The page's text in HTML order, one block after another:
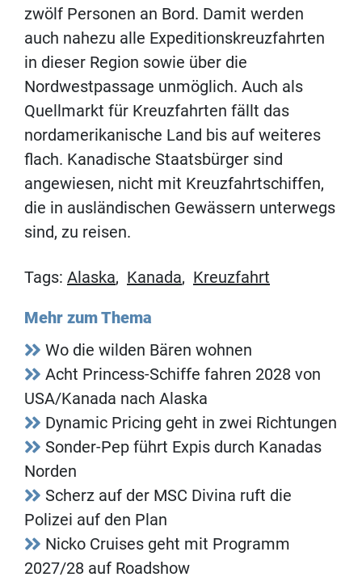
zwölf Personen an Bord. Damit werden
auch nahezu alle Expeditionskreuzfahrten
in dieser Region sowie über die
Nordwestpassage unmöglich. Auch als
Quellmarkt für Kreuzfahrten fällt das
nordamerikanische Land bis auf weiteres
flach. Kanadische Staatsbürger sind
angewiesen, nicht mit Kreuzfahrtschiffen,
die in ausländischen Gewässern unterwegs
sind, zu reisen.
Tags: Alaska, Kanada, Kreuzfahrt
Mehr zum Thema
Wo die wilden Bären wohnen
Acht Princess-Schiffe fahren 2028 von
USA/Kanada nach Alaska
Dynamic Pricing geht in zwei Richtungen
Sonder-Pep führt Expis durch Kanadas
Norden
Scherz auf der MSC Divina ruft die
Polizei auf den Plan
Nicko Cruises geht mit Programm
2027/28 auf Roadshow